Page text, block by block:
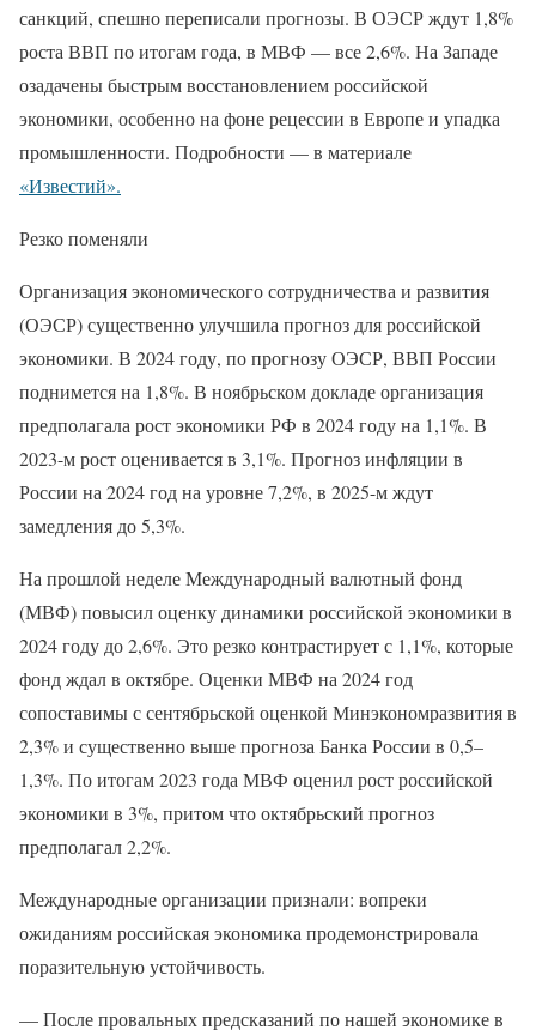
санкций, спешно переписали прогнозы. В ОЭСР ждут 1,8%
роста ВВП по итогам года, в МВФ — все 2,6%. На Западе
озадачены быстрым восстановлением российской
экономики, особенно на фоне рецессии в Европе и упадка
промышленности. Подробности — в материале
«Известий».
Резко поменяли
Организация экономического сотрудничества и развития
(ОЭСР) существенно улучшила прогноз для российской
экономики. В 2024 году, по прогнозу ОЭСР, ВВП России
поднимется на 1,8%. В ноябрьском докладе организация
предполагала рост экономики РФ в 2024 году на 1,1%. В
2023-м рост оценивается в 3,1%. Прогноз инфляции в
России на 2024 год на уровне 7,2%, в 2025-м ждут
замедления до 5,3%.
На прошлой неделе Международный валютный фонд
(МВФ) повысил оценку динамики российской экономики в
2024 году до 2,6%. Это резко контрастирует с 1,1%, которые
фонд ждал в октябре. Оценки МВФ на 2024 год
сопоставимы с сентябрьской оценкой Минэкономразвития в
2,3% и существенно выше прогноза Банка России в 0,5–
1,3%. По итогам 2023 года МВФ оценил рост российской
экономики в 3%, притом что октябрьский прогноз
предполагал 2,2%.
Международные организации признали: вопреки
ожиданиям российская экономика продемонстрировала
поразительную устойчивость.
— После провальных предсказаний по нашей экономике в